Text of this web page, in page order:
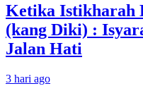
Ketika Istikharah
(kang Diki) :
Jalan Hati
3 hari ago